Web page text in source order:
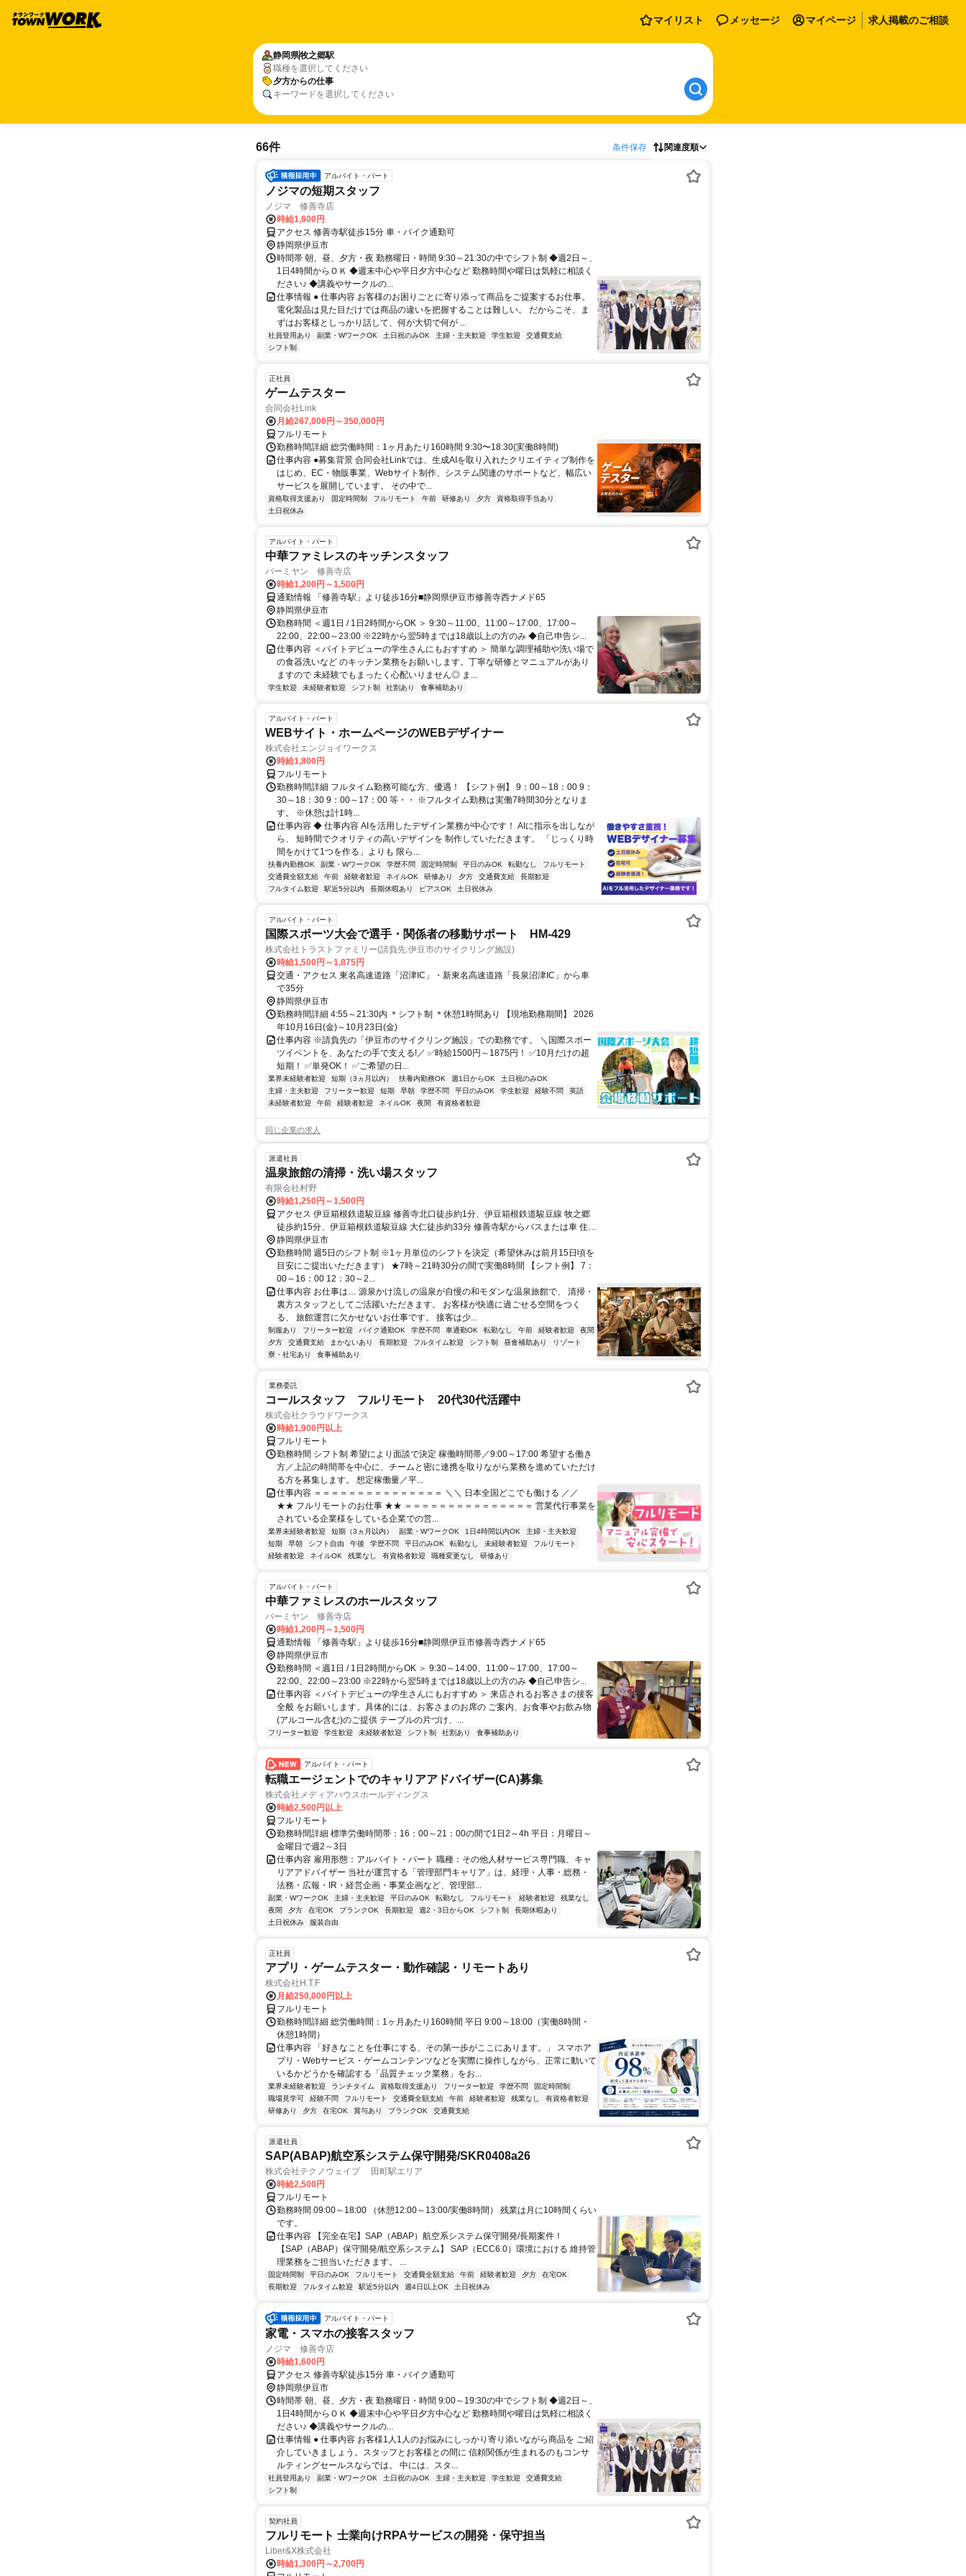
マイリスト メッセージ マイページ 求人掲載のご相談
静岡県牧之郷駅
職種を選択してください
夕方からの仕事
キーワードを選択してください
66件 条件保存 関連度順
アルバイト・パート
ノジマの短期スタッフ
ノジマ 修善寺店
時給1,600円
アクセス 修善寺駅徒歩15分 車・バイク通勤可
静岡県伊豆市
時間帯 朝、昼、夕方・夜 勤務曜日・時間 9:30～21:30の中でシフト制 ◆週2日～、
1日4時間からＯＫ ◆週末中心や平日夕方中心など 勤務時間や曜日は気軽に相談く
ださい♪ ◆講義やサークルの...
仕事情報 ● 仕事内容 お客様のお困りごとに寄り添って商品をご提案するお仕事。
電化製品は見た目だけでは商品の違いを把握することは難しい。 だからこそ、ま
ずはお客様としっかり話して、何が大切で何が ...
社員登用あり 副業・WワークOK 土日祝のみOK 主婦・主夫歓迎 学生歓迎
交通費支給
シフト制
正社員
ゲームテスター
合同会社Link
月給267,000円～350,000円
フルリモート
勤務時間詳細 総労働時間：1ヶ月あたり160時間 9:30〜18:30(実働8時間)
仕事内容 ●募集背景 合同会社Linkでは、生成AIを取り入れたクリエイティブ制作を
はじめ、EC・物販事業、Webサイト制作、システム関連のサポートなど、幅広い
サービスを展開しています。 その中で...
資格取得支援あり 固定時間制 フルリモート 午前 研修あり 夕方
資格取得手当あり
土日祝休み
アルバイト・パート
中華ファミレスのキッチンスタッフ
バーミヤン 修善寺店
時給1,200円～1,500円
通勤情報 「修善寺駅」より徒歩16分■静岡県伊豆市修善寺西ナメド65
静岡県伊豆市
勤務時間 ＜週1日 / 1日2時間からOK ＞ 9:30～11:00、11:00～17:00、17:00～
22:00、22:00～23:00 ※22時から翌5時までは18歳以上の方のみ ◆自己申告シ...
仕事内容 ＜バイトデビューの学生さんにもおすすめ ＞ 簡単な調理補助や洗い場で
の食器洗いなど のキッチン業務をお願いします。丁寧な研修とマニュアルがあり
ますので 未経験でもまったく心配いりません◎ ま...
学生歓迎 未経験者歓迎 シフト制 社割あり 食事補助あり
アルバイト・パート
WEBサイト・ホームページのWEBデザイナー
株式会社エンジョイワークス
時給1,800円
フルリモート
勤務時間詳細 フルタイム勤務可能な方、優遇！ 【シフト例】 9：00～18：00 9：
30～18：30 9：00～17：00 等・・ ※フルタイム勤務は実働7時間30分となりま
す。 ※休憩は計1時...
仕事内容 ◆ 仕事内容 AIを活用したデザイン業務が中心です！ AIに指示を出しなが
ら、 短時間でクオリティの高いデザインを 制作していただきます。 「じっくり時
間をかけて1つを作る」よりも 限ら...
扶養内勤務OK 副業・WワークOK 学歴不問 固定時間制 平日のみOK 転勤なし
フルリモート
交通費全額支給
午前 経験者歓迎 ネイルOK 研修あり 夕方 交通費支給
長期歓迎
フルタイム歓迎
駅近5分以内 長期休暇あり ピアスOK 土日祝休み
アルバイト・パート
国際スポーツ大会で選手・関係者の移動サポート HM-429
株式会社トラストファミリー(請負先:伊豆市のサイクリング施設)
時給1,500円～1,875円
交通・アクセス 東名高速道路「沼津IC」・新東名高速道路「長泉沼津IC」から車
で35分
静岡県伊豆市
勤務時間詳細 4:55～21:30内 ＊シフト制 ＊休憩1時間あり 【現地勤務期間】 2026
年10月16日(金)～10月23日(金)
仕事内容 ※請負先の「伊豆市のサイクリング施設」での勤務です。 ＼国際スポー
ツイベントを、あなたの手で支える!／ ✅時給1500円～1875円！ ✅10月だけの超
短期！ ✅単発OK！ ✅ご希望の日...
業界未経験者歓迎 短期（3ヵ月以内） 扶養内勤務OK 週1日からOK
土日祝のみOK
主婦・主夫歓迎
フリーター歓迎 短期 早朝 学歴不問 平日のみOK 学生歓迎 経験不問
英語
未経験者歓迎
午前 経験者歓迎 ネイルOK 夜間 有資格者歓迎
同じ企業の求人
派遣社員
温泉旅館の清掃・洗い場スタッフ
有限会社村野
時給1,250円～1,500円
アクセス 伊豆箱根鉄道駿豆線 修善寺北口徒歩約1分、伊豆箱根鉄道駿豆線 牧之郷
徒歩約15分、伊豆箱根鉄道駿豆線 大仁徒歩約33分 修善寺駅からバスまたは車 住み
込みもOK！
静岡県伊豆市
勤務時間 週5日のシフト制 ※1ヶ月単位のシフトを決定（希望休みは前月15日頃を
目安にご提出いただきます） ★7時～21時30分の間で実働8時間 【シフト例】 7：
00～16：00 12：30～2...
仕事内容 お仕事は… 源泉かけ流しの温泉が自慢の和モダンな温泉旅館で、 清掃・
裏方スタッフとしてご活躍いただきます。 お客様が快適に過ごせる空間をつく
る、 旅館運営に欠かせないお仕事です。 接客は少...
制服あり フリーター歓迎 バイク通勤OK 学歴不問 車通勤OK 転勤なし 午前 経験者歓迎
夜間
夕方
交通費支給 まかないあり 長期歓迎 フルタイム歓迎 シフト制 昼食補助あり
リゾート
寮・社宅あり
食事補助あり
業務委託
コールスタッフ フルリモート 20代30代活躍中
株式会社クラウドワークス
時給1,900円以上
フルリモート
勤務時間 シフト制 希望により面談で決定 稼働時間帯／9:00～17:00 希望する働き
方／上記の時間帯を中心に、チームと密に連携を取りながら業務を進めていただけ
る方を募集します。 想定稼働量／平...
仕事内容 ＝＝＝＝＝＝＝＝＝＝＝＝＝＝＝ ＼＼ 日本全国どこでも働ける ／／
★★ フルリモートのお仕事 ★★ ＝＝＝＝＝＝＝＝＝＝＝＝＝＝＝ 営業代行事業を
されている企業様をしている企業での営...
業界未経験者歓迎 短期（3ヵ月以内） 副業・WワークOK 1日4時間以内OK
主婦・主夫歓迎
短期
早朝 シフト自由 午後 学歴不問 平日のみOK 転勤なし 未経験者歓迎
フルリモート
経験者歓迎
ネイルOK 残業なし 有資格者歓迎 職種変更なし 研修あり
アルバイト・パート
中華ファミレスのホールスタッフ
バーミヤン 修善寺店
時給1,200円～1,500円
通勤情報 「修善寺駅」より徒歩16分■静岡県伊豆市修善寺西ナメド65
静岡県伊豆市
勤務時間 ＜週1日 / 1日2時間からOK ＞ 9:30～14:00、11:00～17:00、17:00～
22:00、22:00～23:00 ※22時から翌5時までは18歳以上の方のみ ◆自己申告シ...
仕事内容 ＜バイトデビューの学生さんにもおすすめ ＞ 来店されるお客さまの接客
全般 をお願いします。具体的には、お客さまのお席の ご案内、お食事やお飲み物
(アルコール含む)のご提供 テーブルの片づけ、...
フリーター歓迎 学生歓迎 未経験者歓迎 シフト制 社割あり 食事補助あり
アルバイト・パート
転職エージェントでのキャリアアドバイザー(CA)募集
株式会社メディアハウスホールディングス
時給2,500円以上
フルリモート
勤務時間詳細 標準労働時間帯：16：00～21：00の間で1日2～4h 平日：月曜日～
金曜日で週2～3日
仕事内容 雇用形態：アルバイト・パート 職種：その他人材サービス専門職、キャ
リアアドバイザー 当社が運営する「管理部門キャリア」は、経理・人事・総務・
法務・広報・IR・経営企画・事業企画など、管理部...
副業・WワークOK 主婦・主夫歓迎 平日のみOK 転勤なし フルリモート 経験者歓迎
残業なし
夜間
夕方 在宅OK ブランクOK 長期歓迎 週2・3日からOK シフト制
長期休暇あり
土日祝休み
服装自由
正社員
アプリ・ゲームテスター・動作確認・リモートあり
株式会社H.T.F
月給250,000円以上
フルリモート
勤務時間詳細 総労働時間：1ヶ月あたり160時間 平日 9:00～18:00（実働8時間・
休憩1時間）
仕事内容 「好きなことを仕事にする、その第一歩がここにあります。」 スマホア
プリ・Webサービス・ゲームコンテンツなどを実際に操作しながら、正常に動いて
いるかどうかを確認する「品質チェック業務」をお...
業界未経験者歓迎 ランチタイム 資格取得支援あり フリーター歓迎 学歴不問
固定時間制
職場見学可
経験不問 フルリモート 交通費全額支給 午前 経験者歓迎 残業なし
有資格者歓迎
研修あり
夕方 在宅OK 賞与あり ブランクOK 交通費支給
派遣社員
SAP(ABAP)航空系システム保守開発/SKR0408a26
株式会社テクノウェイブ 田町駅エリア
時給2,500円
フルリモート
勤務時間 09:00～18:00 （休憩12:00～13:00/実働8時間） 残業は月に10時間くらい
です。
仕事内容 【完全在宅】SAP（ABAP）航空系システム保守開発/長期案件！
【SAP（ABAP）保守開発/航空系システム】 SAP（ECC6.0）環境における 維持管
理業務をご担当いただきます。 ...
固定時間制 平日のみOK フルリモート 交通費全額支給 午前 経験者歓迎 夕方
在宅OK
長期歓迎
フルタイム歓迎 駅近5分以内 週4日以上OK 土日祝休み
アルバイト・パート
家電・スマホの接客スタッフ
ノジマ 修善寺店
時給1,600円
アクセス 修善寺駅徒歩15分 車・バイク通勤可
静岡県伊豆市
時間帯 朝、昼、夕方・夜 勤務曜日・時間 9:00～19:30の中でシフト制 ◆週2日～、
1日4時間からＯＫ ◆週末中心や平日夕方中心など 勤務時間や曜日は気軽に相談く
ださい♪ ◆講義やサークルの...
仕事情報 ● 仕事内容 お客様1人1人のお悩みにしっかり寄り添いながら商品を ご紹
介していきましょう。スタッフとお客様との間に 信頼関係が生まれるのもコンサ
ルティングセールスならでは。 中には、スタ...
社員登用あり 副業・WワークOK 土日祝のみOK 主婦・主夫歓迎 学生歓迎
交通費支給
シフト制
契約社員
フルリモート 士業向けRPAサービスの開発・保守担当
Liber&X株式会社
時給1,300円～2,700円